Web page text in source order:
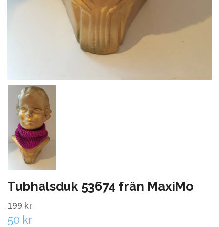
Tubhalsduk 53674 från MaxiMo
199 kr
50 kr